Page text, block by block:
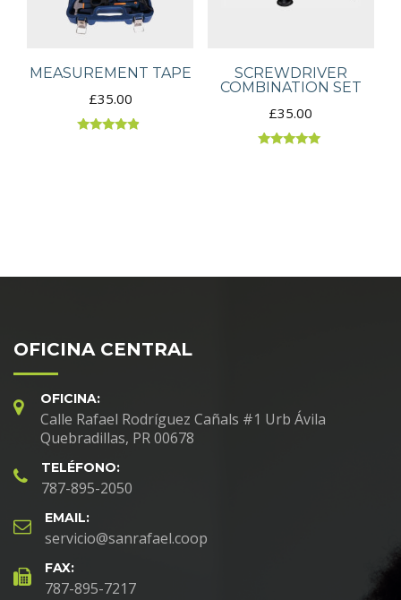
MEASUREMENT TAPE
£35.00
SCREWDRIVER
COMBINATION SET
£35.00
OFICINA CENTRAL
OFICINA:
Calle Rafael Rodríguez Cañals #1 Urb Ávila
Quebradillas, PR 00678
TELÉFONO:
787-895-2050
EMAIL:
servicio@sanrafael.coop
FAX:
787-895-7217